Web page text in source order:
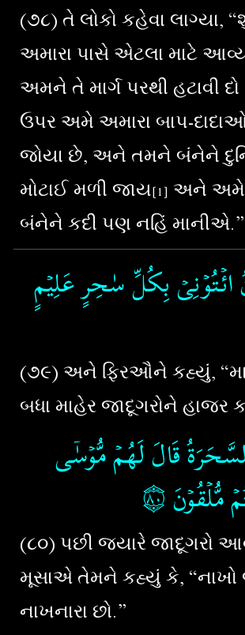
(૭૮) તે લોકો કહેવા લાગ્યા,
અમારા પાસે એટલા માટે
અમને તે માર્ગ પરથી હટાવી
ઉપર અમે અમારા બાપ-
જોયા છે, અને તમને બંનેને
મોટાઈ મળી જાય[1] અને
બંનેને કદી પણ નહિં માનીએ.”
ائۡتُوۡنِىۡ بِكُلِّ سٰحِرٍ عَلِيۡمٍ‏
(૭૯) અને ફિરઔને કહ્યું,
બધા માહેર જાદૂગરોને હાજર
قَالَ لَهُمۡ مُّوۡسٰۤى
مُّلۡقُوۡنَ‏۝٨٠
(૮૦) પછી જયારે જાદૂગરો
મૂસાએ તેમને કહ્યું કે,
નાખનારા છો.”